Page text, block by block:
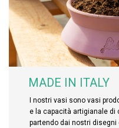
MADE IN ITALY
I nostri vasi sono vasi
e la capacità artigianale di
partendo dai nostri